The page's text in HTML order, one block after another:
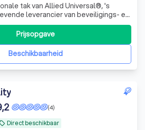
tak van Allied Universal®, 's
leverancier van beveiligings- en
een vertrouwde partner voor meer
500-bedrijven. Het bedrijf levert
innovatieve oplossingen,
t
Beschikbaarheid
Prijsopgave
Direct beschikbaar
(4)